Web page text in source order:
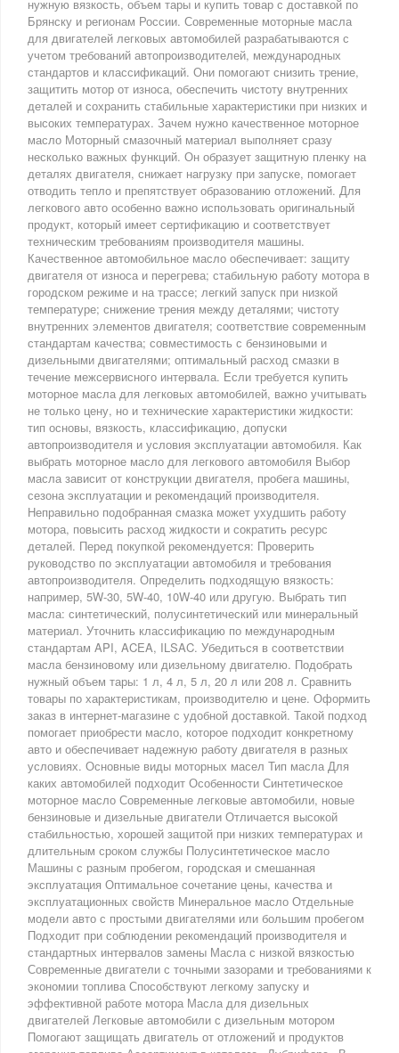
нужную вязкость, объем тары и купить товар с доставкой по
Брянску и регионам России. Современные моторные масла
для двигателей легковых автомобилей разрабатываются с
учетом требований автопроизводителей, международных
стандартов и классификаций. Они помогают снизить трение,
защитить мотор от износа, обеспечить чистоту внутренних
деталей и сохранить стабильные характеристики при низких и
высоких температурах. Зачем нужно качественное моторное
масло Моторный смазочный материал выполняет сразу
несколько важных функций. Он образует защитную пленку на
деталях двигателя, снижает нагрузку при запуске, помогает
отводить тепло и препятствует образованию отложений. Для
легкового авто особенно важно использовать оригинальный
продукт, который имеет сертификацию и соответствует
техническим требованиям производителя машины.
Качественное автомобильное масло обеспечивает: защиту
двигателя от износа и перегрева; стабильную работу мотора в
городском режиме и на трассе; легкий запуск при низкой
температуре; снижение трения между деталями; чистоту
внутренних элементов двигателя; соответствие современным
стандартам качества; совместимость с бензиновыми и
дизельными двигателями; оптимальный расход смазки в
течение межсервисного интервала. Если требуется купить
моторное масла для легковых автомобилей, важно учитывать
не только цену, но и технические характеристики жидкости:
тип основы, вязкость, классификацию, допуски
автопроизводителя и условия эксплуатации автомобиля. Как
выбрать моторное масло для легкового автомобиля Выбор
масла зависит от конструкции двигателя, пробега машины,
сезона эксплуатации и рекомендаций производителя.
Неправильно подобранная смазка может ухудшить работу
мотора, повысить расход жидкости и сократить ресурс
деталей. Перед покупкой рекомендуется: Проверить
руководство по эксплуатации автомобиля и требования
автопроизводителя. Определить подходящую вязкость:
например, 5W-30, 5W-40, 10W-40 или другую. Выбрать тип
масла: синтетический, полусинтетический или минеральный
материал. Уточнить классификацию по международным
стандартам API, ACEA, ILSAC. Убедиться в соответствии
масла бензиновому или дизельному двигателю. Подобрать
нужный объем тары: 1 л, 4 л, 5 л, 20 л или 208 л. Сравнить
товары по характеристикам, производителю и цене. Оформить
заказ в интернет-магазине с удобной доставкой. Такой подход
помогает приобрести масло, которое подходит конкретному
авто и обеспечивает надежную работу двигателя в разных
условиях. Основные виды моторных масел Тип масла Для
каких автомобилей подходит Особенности Синтетическое
моторное масло Современные легковые автомобили, новые
бензиновые и дизельные двигатели Отличается высокой
стабильностью, хорошей защитой при низких температурах и
длительным сроком службы Полусинтетическое масло
Машины с разным пробегом, городская и смешанная
эксплуатация Оптимальное сочетание цены, качества и
эксплуатационных свойств Минеральное масло Отдельные
модели авто с простыми двигателями или большим пробегом
Подходит при соблюдении рекомендаций производителя и
стандартных интервалов замены Масла с низкой вязкостью
Современные двигатели с точными зазорами и требованиями к
экономии топлива Способствуют легкому запуску и
эффективной работе мотора Масла для дизельных
двигателей Легковые автомобили с дизельным мотором
Помогают защищать двигатель от отложений и продуктов